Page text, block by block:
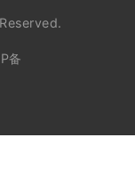
备